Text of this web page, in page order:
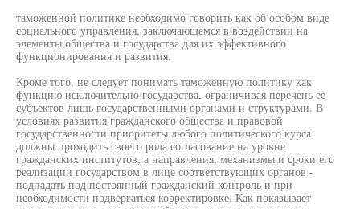
таможенной политике необходимо говорить как об особом виде
социального управления, заключающемся в воздействии на
элементы общества и государства для их эффективного
функционирования и развития.
Кроме того, не следует понимать таможенную политику как
функцию исключительно государства, ограничивая перечень ее
субъектов лишь государственными органами и структурами. В
условиях развития гражданского общества и правовой
государственности приоритеты любого политического курса
должны проходить своего рода согласование на уровне
гражданских институтов, а направления, механизмы и сроки его
реализации государством в лице соответствующих органов -
подпадать под постоянный гражданский контроль и при
необходимости подвергаться корректировке. Как показывает